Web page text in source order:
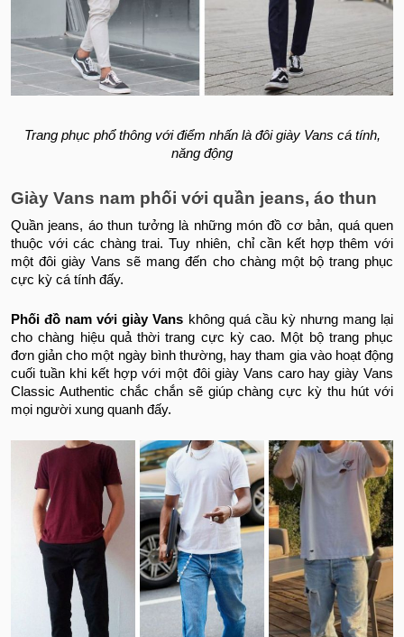
Trang phục phổ thông với điểm nhấn là đôi giày Vans cá tính,
năng động
Giày Vans nam phối với quần jeans, áo thun
Quần jeans, áo thun tưởng là những món đồ cơ bản, quá quen
thuộc với các chàng trai. Tuy nhiên, chỉ cần kết hợp thêm với
một đôi giày Vans sẽ mang đến cho chàng một bộ trang phục
cực kỳ cá tính đấy.
Phối đồ nam với giày Vans không quá cầu kỳ nhưng mang lại
cho chàng hiệu quả thời trang cực kỳ cao. Một bộ trang phục
đơn giản cho một ngày bình thường, hay tham gia vào hoạt động
cuối tuần khi kết hợp với một đôi giày Vans caro hay giày Vans
Classic Authentic chắc chắn sẽ giúp chàng cực kỳ thu hút với
mọi người xung quanh đấy.